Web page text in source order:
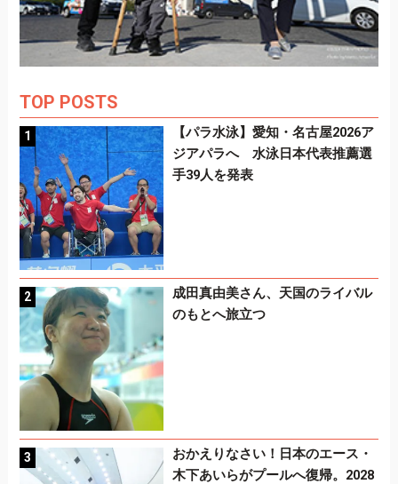
TOP POSTS
【パラ水泳】愛知・名古屋2026ア
ジアパラへ 水泳日本代表推薦選
手39人を発表
成田真由美さん、天国のライバル
のもとへ旅立つ
おかえりなさい！日本のエース・
木下あいらがプールへ復帰。2028